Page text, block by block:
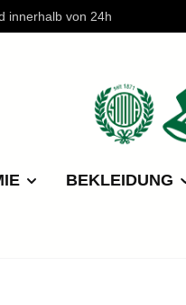
innerhalb von 24h
BEKLEIDUNG